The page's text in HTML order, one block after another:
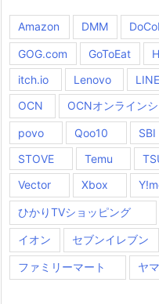
Amazon DMM
GOG.com GoToEat
itch.io
Lenovo LINE
OCN
OCNオンライン
povo Qoo10 SBI
STOVE
Temu
Vector
Xbox
ひかりTVショッピング
イオン セブンイレブン
ファミリーマート ヤ